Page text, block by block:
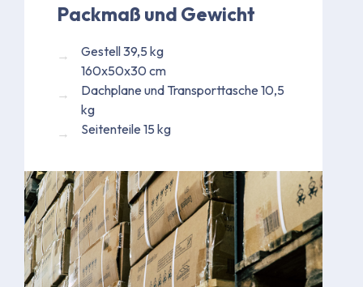
Packmaß und Gewicht
Gestell 39,5 kg
160x50x30 cm
Dachplane und Transporttasche 10,5
kg
Seitenteile 15 kg